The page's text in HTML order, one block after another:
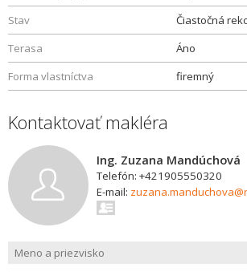
Stav
Čiastočná
Terasa
Áno
Forma vlastníctva
firemný
Kontaktovať makléra
Ing. Zuzana Mandúchová
Telefón: +421905550320
E-mail: